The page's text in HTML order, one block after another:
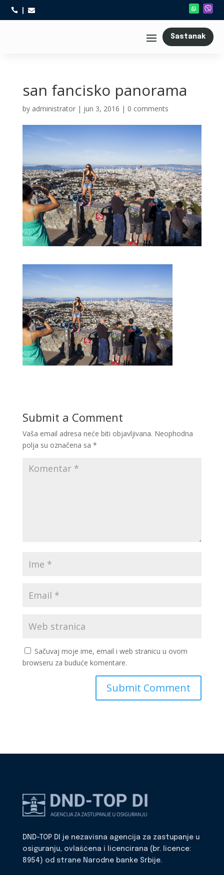
 
Sastanak
san fancisko panorama
by administrator| jun 3, 2016 | 0 comments
Submit a Comment
Vaša email adresa neće biti objavljivana. Neophodna
polja su označena sa *
Sačuvaj moje ime, email i web stranicu u ovom
browseru za buduće komentare.
DND-TOP DI je nezavisna agencija za zastupanje u
osiguranju, ovlašćena i licencirana (br. licence:
8954) od strane Narodne banke Srbije.